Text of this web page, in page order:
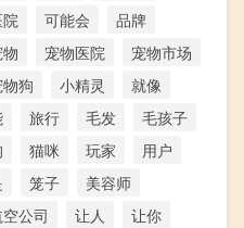
院 可能会
品牌
宠物医院
宠物市场
物狗 小精灵
就像
旅行 毛发
毛孩子
猫咪 玩家
用户
笼子
美容师
公司 让人
让你